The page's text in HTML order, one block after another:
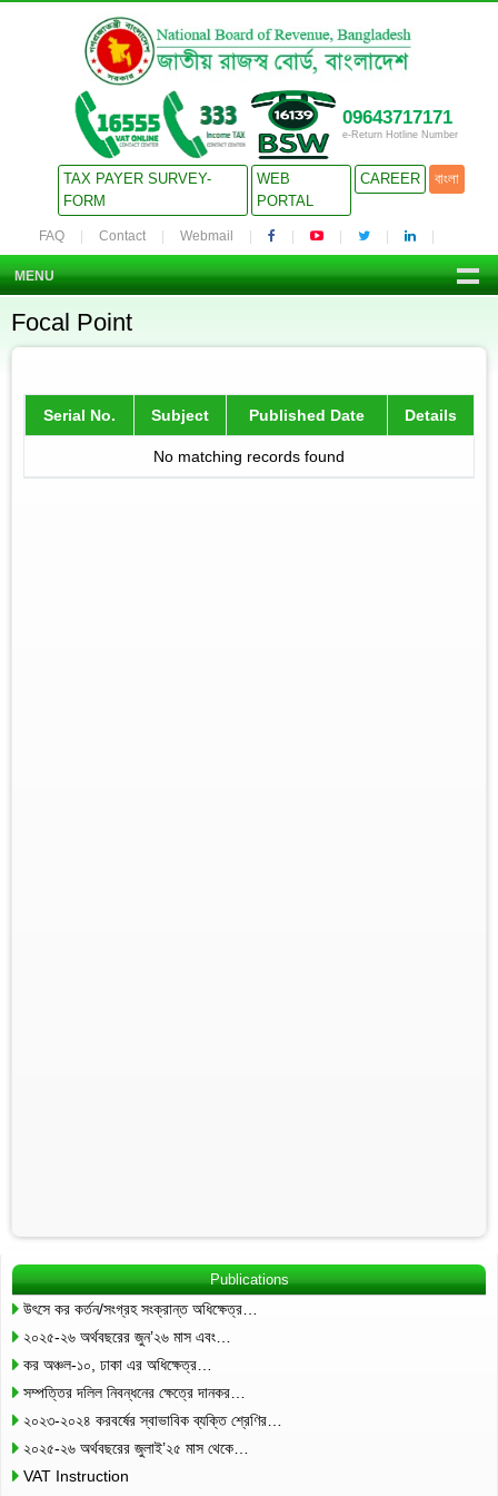
09643717171
e-Return Hotline Number
TAX PAYER SURVEY-
FORM
WEB
PORTAL
CAREER বাংলা
FAQ Contact Webmail
MENU
Focal Point
Serial No. Subject Published Date Details
No matching records found
Publications
উৎসে কর কর্তন/সংগ্রহ সংক্রান্ত অধিক্ষেত্র…
২০২৫-২৬ অর্থবছরের জুন’২৬ মাস এবং…
কর অঞ্চল-১০, ঢাকা এর অধিক্ষেত্র…
সম্পত্তির দলিল নিবন্ধনের ক্ষেত্রে দানকর…
২০২৩-২০২৪ করবর্ষের স্বাভাবিক ব্যক্তি শ্রেণির…
২০২৫-২৬ অর্থবছরের জুলাই’২৫ মাস থেকে…
VAT Instruction